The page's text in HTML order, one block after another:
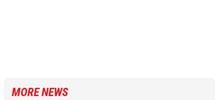
MORE NEWS